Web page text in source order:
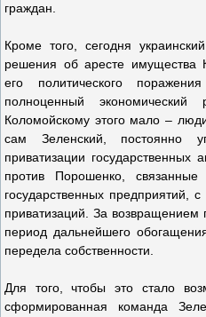
граждан.
Кроме того, сегодня
решения об аресте имущества
его политического
полноценный
Коломойскому этого мало –
сам Зеленский, постоянно
приватизации государственных
против Порошенко, связанные
государственных предприятий,
приватизаций. За возвращением
период дальнейшего
передела собственности.
Для того, чтобы это стало
сформированная команда